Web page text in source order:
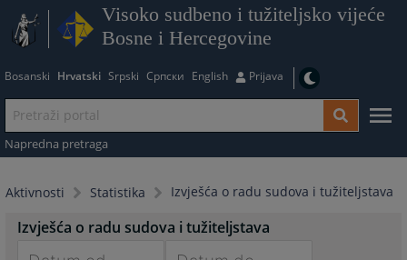
Visoko sudbeno i tužiteljsko vijeće
Bosne i Hercegovine
Bosanski Hrvatski Srpski Српски English Prijava
Napredna pretraga
Aktivnosti Statistika Izvješća o radu sudova i tužiteljstava
Izvješća o radu sudova i tužiteljstava